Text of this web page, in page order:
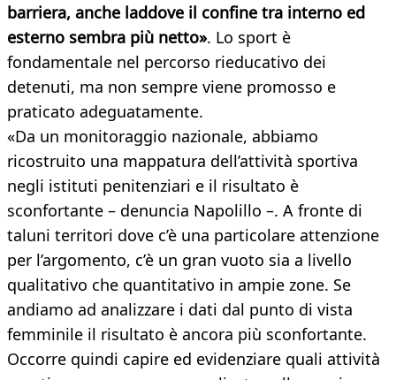
barriera, anche laddove il confine tra interno ed
esterno sembra più netto». Lo sport è
fondamentale nel percorso rieducativo dei
detenuti, ma non sempre viene promosso e
praticato adeguatamente.
«Da un monitoraggio nazionale, abbiamo
ricostruito una mappatura dell’attività sportiva
negli istituti penitenziari e il risultato è
sconfortante – denuncia Napolillo –. A fronte di
taluni territori dove c’è una particolare attenzione
per l’argomento, c’è un gran vuoto sia a livello
qualitativo che quantitativo in ampie zone. Se
andiamo ad analizzare i dati dal punto di vista
femminile il risultato è ancora più sconfortante.
Occorre quindi capire ed evidenziare quali attività